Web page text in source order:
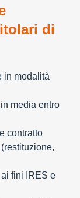
di
in modalità
media entro
contratto
(restituzione,
fini IRES e